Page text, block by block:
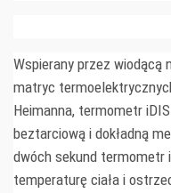
Wspierany przez wiodącą
matryc
Heimanna, termometr
beztarciową i dokładną
dwóch sekund termometr
temperaturę ciała i